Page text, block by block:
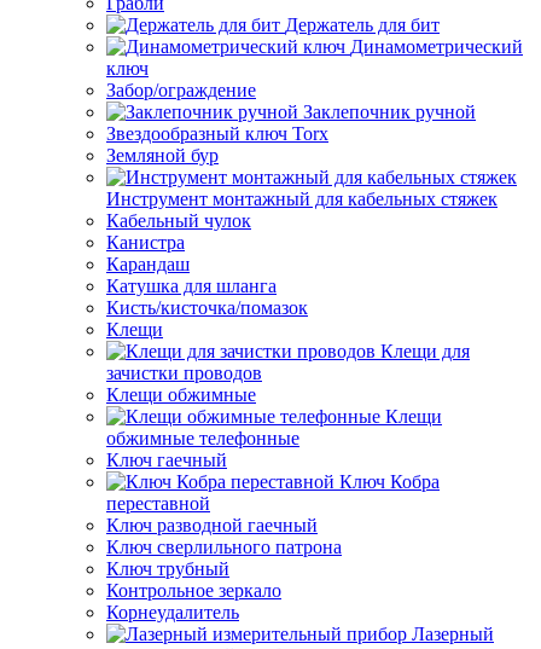
Держатель для бит
Динамометрический
ключ
Забор/ограждение
Заклепочник ручной
Звездообразный ключ Torx
Земляной бур
Инструмент монтажный для кабельных стяжек
Кабельный чулок
Канистра
Карандаш
Катушка для шланга
Кисть/кисточка/помазок
Клещи
Клещи для
зачистки проводов
Клещи обжимные
Клещи
обжимные телефонные
Ключ гаечный
Ключ Кобра
переставной
Ключ разводной гаечный
Ключ сверлильного патрона
Ключ трубный
Контрольное зеркало
Корнеудалитель
Лазерный